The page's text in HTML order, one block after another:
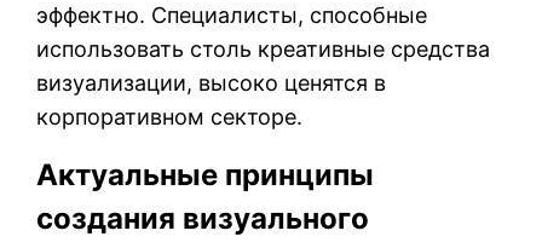
эффектно. Специалисты, способные
использовать столь креативные средства
визуализации, высоко ценятся в
корпоративном секторе.
Актуальные принципы
создания визуального